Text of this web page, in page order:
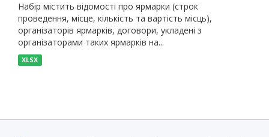
Набір містить відомості про ярмарки (строк
проведення, місце, кількість та вартість місць),
організаторів ярмарків, договори, укладені з
організаторами таких ярмарків на...
XLSX